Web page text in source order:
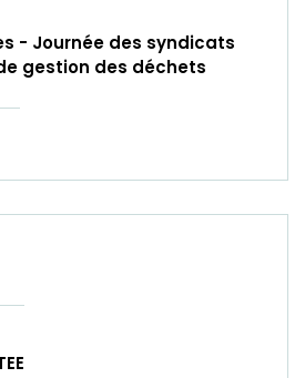
- Journée des syndicats
gestion des déchets